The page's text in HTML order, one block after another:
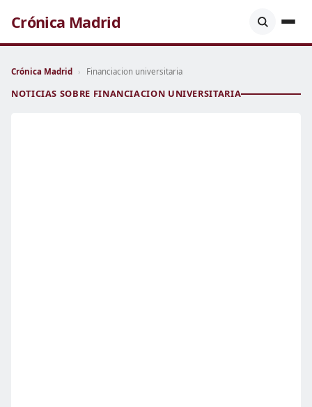
Crónica Madrid
Crónica Madrid › Financiacion universitaria
NOTICIAS SOBRE FINANCIACION UNIVERSITARIA